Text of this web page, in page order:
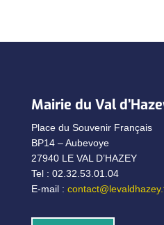
Mairie du Val
Place du Souvenir Français
BP14 – Aubevoye
27940 LE VAL D’HAZEY
Tel : 02.32.53.01.04
E-mail :